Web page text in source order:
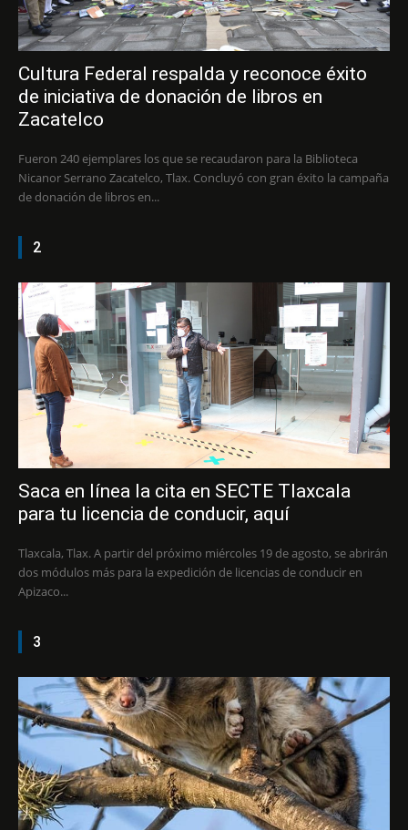
Cultura Federal respalda y reconoce éxito
de iniciativa de donación de libros en
Zacatelco
Fueron 240 ejemplares los que se recaudaron para la Biblioteca
Nicanor Serrano Zacatelco, Tlax. Concluyó con gran éxito la campaña
de donación de libros en...
2
Saca en línea la cita en SECTE Tlaxcala
para tu licencia de conducir, aquí
Tlaxcala, Tlax. A partir del próximo miércoles 19 de agosto, se abrirán
dos módulos más para la expedición de licencias de conducir en
Apizaco...
3